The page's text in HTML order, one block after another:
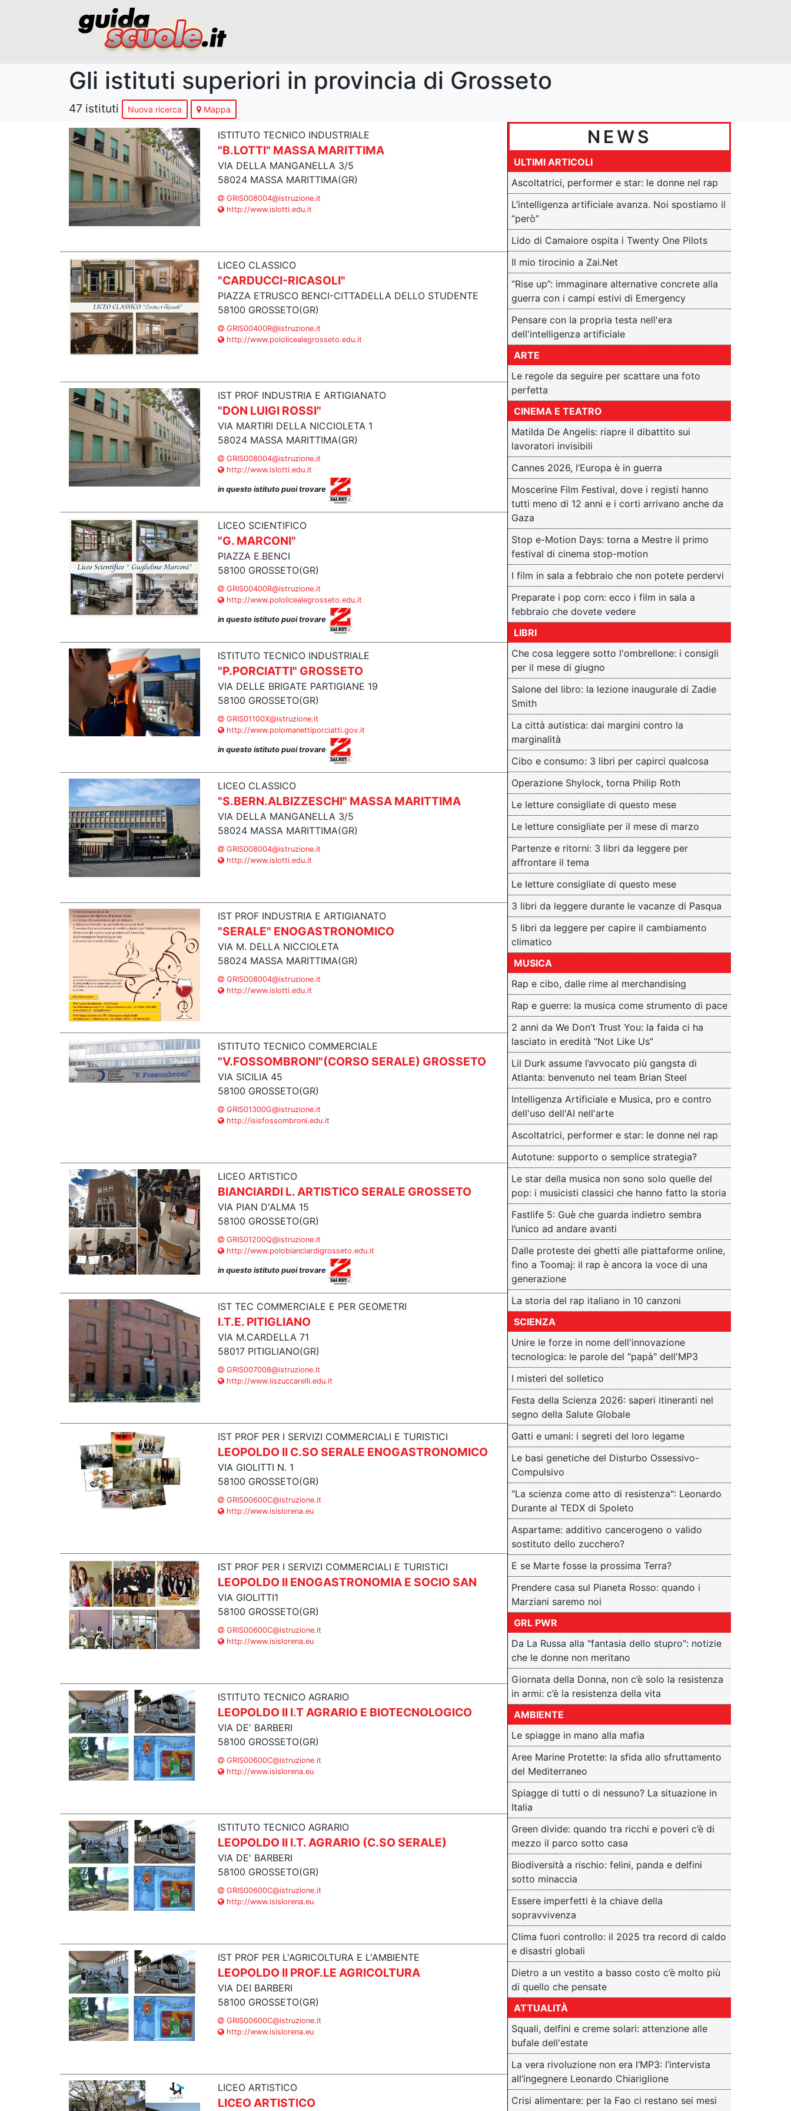
Gli istituti superiori in provincia di Grosseto
47 istituti Nuova ricerca Mappa
ISTITUTO TECNICO INDUSTRIALE
"B.LOTTI" MASSA MARITTIMA
VIA DELLA MANGANELLA 3/5
58024 MASSA MARITTIMA(GR)
GRIS008004@istruzione.it
http://www.islotti.edu.it
LICEO CLASSICO
"CARDUCCI-RICASOLI"
PIAZZA ETRUSCO BENCI-CITTADELLA DELLO STUDENTE
58100 GROSSETO(GR)
GRIS00400R@istruzione.it
http://www.pololicealegrosseto.edu.it
IST PROF INDUSTRIA E ARTIGIANATO
"DON LUIGI ROSSI"
VIA MARTIRI DELLA NICCIOLETA 1
58024 MASSA MARITTIMA(GR)
GRIS008004@istruzione.it
http://www.islotti.edu.it
in questo istituto puoi trovare
LICEO SCIENTIFICO
"G. MARCONI"
PIAZZA E.BENCI
58100 GROSSETO(GR)
GRIS00400R@istruzione.it
http://www.pololicealegrosseto.edu.it
in questo istituto puoi trovare
ISTITUTO TECNICO INDUSTRIALE
"P.PORCIATTI" GROSSETO
VIA DELLE BRIGATE PARTIGIANE 19
58100 GROSSETO(GR)
GRIS01100X@istruzione.it
http://www.polomanettiporciatti.gov.it
in questo istituto puoi trovare
LICEO CLASSICO
"S.BERN.ALBIZZESCHI" MASSA MARITTIMA
VIA DELLA MANGANELLA 3/5
58024 MASSA MARITTIMA(GR)
GRIS008004@istruzione.it
http://www.islotti.edu.it
IST PROF INDUSTRIA E ARTIGIANATO
"SERALE" ENOGASTRONOMICO
VIA M. DELLA NICCIOLETA
58024 MASSA MARITTIMA(GR)
GRIS008004@istruzione.it
http://www.islotti.edu.it
ISTITUTO TECNICO COMMERCIALE
"V.FOSSOMBRONI"(CORSO SERALE) GROSSETO
VIA SICILIA 45
58100 GROSSETO(GR)
GRIS01300G@istruzione.it
http://isisfossombroni.edu.it
LICEO ARTISTICO
BIANCIARDI L. ARTISTICO SERALE GROSSETO
VIA PIAN D'ALMA 15
58100 GROSSETO(GR)
GRIS01200Q@istruzione.it
http://www.polobianciardigrosseto.edu.it
in questo istituto puoi trovare
IST TEC COMMERCIALE E PER GEOMETRI
I.T.E. PITIGLIANO
VIA M.CARDELLA 71
58017 PITIGLIANO(GR)
GRIS007008@istruzione.it
http://www.iiszuccarelli.edu.it
IST PROF PER I SERVIZI COMMERCIALI E TURISTICI
LEOPOLDO II C.SO SERALE ENOGASTRONOMICO
VIA GIOLITTI N. 1
58100 GROSSETO(GR)
GRIS00600C@istruzione.it
http://www.isislorena.eu
IST PROF PER I SERVIZI COMMERCIALI E TURISTICI
LEOPOLDO II ENOGASTRONOMIA E SOCIO SAN
VIA GIOLITTI1
58100 GROSSETO(GR)
GRIS00600C@istruzione.it
http://www.isislorena.eu
ISTITUTO TECNICO AGRARIO
LEOPOLDO II I.T AGRARIO E BIOTECNOLOGICO
VIA DE' BARBERI
58100 GROSSETO(GR)
GRIS00600C@istruzione.it
http://www.isislorena.eu
ISTITUTO TECNICO AGRARIO
LEOPOLDO II I.T. AGRARIO (C.SO SERALE)
VIA DE' BARBERI
58100 GROSSETO(GR)
GRIS00600C@istruzione.it
http://www.isislorena.eu
IST PROF PER L'AGRICOLTURA E L'AMBIENTE
LEOPOLDO II PROF.LE AGRICOLTURA
VIA DEI BARBERI
58100 GROSSETO(GR)
GRIS00600C@istruzione.it
http://www.isislorena.eu
LICEO ARTISTICO
LICEO ARTISTICO
NEWS
ULTIMI ARTICOLI
Ascoltatrici, performer e star: le donne nel rap
L’intelligenza artificiale avanza. Noi spostiamo il
“però”
Lido di Camaiore ospita i Twenty One Pilots
Il mio tirocinio a Zai.Net
“Rise up”: immaginare alternative concrete alla
guerra con i campi estivi di Emergency
Pensare con la propria testa nell'era
dell'intelligenza artificiale
ARTE
Le regole da seguire per scattare una foto
perfetta
CINEMA E TEATRO
Matilda De Angelis: riapre il dibattito sui
lavoratori invisibili
Cannes 2026, l’Europa è in guerra
Moscerine Film Festival, dove i registi hanno
tutti meno di 12 anni e i corti arrivano anche da
Gaza
Stop e-Motion Days: torna a Mestre il primo
festival di cinema stop-motion
I film in sala a febbraio che non potete perdervi
Preparate i pop corn: ecco i film in sala a
febbraio che dovete vedere
LIBRI
Che cosa leggere sotto l'ombrellone: i consigli
per il mese di giugno
Salone del libro: la lezione inaugurale di Zadie
Smith
La città autistica: dai margini contro la
marginalità
Cibo e consumo: 3 libri per capirci qualcosa
Operazione Shylock, torna Philip Roth
Le letture consigliate di questo mese
Le letture consigliate per il mese di marzo
Partenze e ritorni: 3 libri da leggere per
affrontare il tema
Le letture consigliate di questo mese
3 libri da leggere durante le vacanze di Pasqua
5 libri da leggere per capire il cambiamento
climatico
MUSICA
Rap e cibo, dalle rime al merchandising
Rap e guerre: la musica come strumento di pace
2 anni da We Don’t Trust You: la faida ci ha
lasciato in eredità “Not Like Us”
Lil Durk assume l’avvocato più gangsta di
Atlanta: benvenuto nel team Brian Steel
Intelligenza Artificiale e Musica, pro e contro
dell'uso dell'AI nell'arte
Ascoltatrici, performer e star: le donne nel rap
Autotune: supporto o semplice strategia?
Le star della musica non sono solo quelle del
pop: i musicisti classici che hanno fatto la storia
Fastlife 5: Guè che guarda indietro sembra
l’unico ad andare avanti
Dalle proteste dei ghetti alle piattaforme online,
fino a Toomaj: il rap è ancora la voce di una
generazione
La storia del rap italiano in 10 canzoni
SCIENZA
Unire le forze in nome dell'innovazione
tecnologica: le parole del "papà" dell'MP3
I misteri del solletico
Festa della Scienza 2026: saperi itineranti nel
segno della Salute Globale
Gatti e umani: i segreti del loro legame
Le basi genetiche del Disturbo Ossessivo-
Compulsivo
"La scienza come atto di resistenza": Leonardo
Durante al TEDX di Spoleto
Aspartame: additivo cancerogeno o valido
sostituto dello zucchero?
E se Marte fosse la prossima Terra?
Prendere casa sul Pianeta Rosso: quando i
Marziani saremo noi
GRL PWR
Da La Russa alla "fantasia dello stupro": notizie
che le donne non meritano
Giornata della Donna, non c’è solo la resistenza
in armi: c’è la resistenza della vita
AMBIENTE
Le spiagge in mano alla mafia
Aree Marine Protette: la sfida allo sfruttamento
del Mediterraneo
Spiagge di tutti o di nessuno? La situazione in
Italia
Green divide: quando tra ricchi e poveri c’è di
mezzo il parco sotto casa
Biodiversità a rischio: felini, panda e delfini
sotto minaccia
Essere imperfetti è la chiave della
sopravvivenza
Clima fuori controllo: il 2025 tra record di caldo
e disastri globali
Dietro a un vestito a basso costo c’è molto più
di quello che pensate
ATTUALITÀ
Squali, delfini e creme solari: attenzione alle
bufale dell'estate
La vera rivoluzione non era l’MP3: l’intervista
all’ingegnere Leonardo Chiariglione
Crisi alimentare: per la Fao ci restano sei mesi